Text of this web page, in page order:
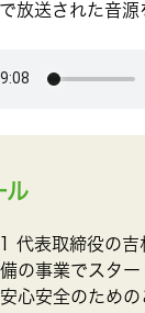
放送された音
ル
代表取締役の吉
の事業でスタ
心安全のため